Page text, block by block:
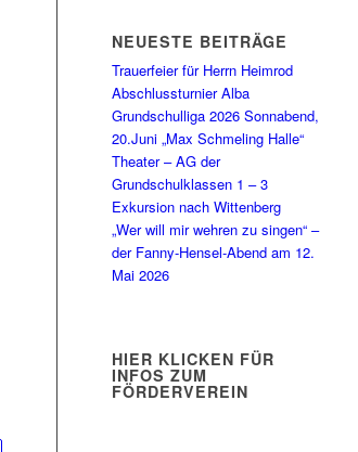
NEUESTE BEITRÄGE
Trauerfeier für Herrn Heimrod
Abschlussturnier Alba
Grundschulliga 2026 Sonnabend,
20.Juni „Max Schmeling Halle“
Theater – AG der
Grundschulklassen 1 – 3
Exkursion nach Wittenberg
„Wer will mir wehren zu singen“ –
der Fanny-Hensel-Abend am 12.
Mai 2026
HIER KLICKEN FÜR
INFOS ZUM
FÖRDERVEREIN